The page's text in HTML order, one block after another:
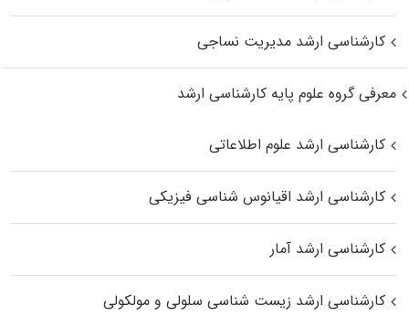
کارشناسی ارشد مدیریت نساجی
معرفی گروه علوم پایه کارشناسی ارشد
کارشناسی ارشد علوم اطلاعاتی
کارشناسی ارشد اقیانوس‌ شناسی فیزیکی
کارشناسی ارشد آمار
کارشناسی ارشد زیست شناسی سلولی و مولکولی